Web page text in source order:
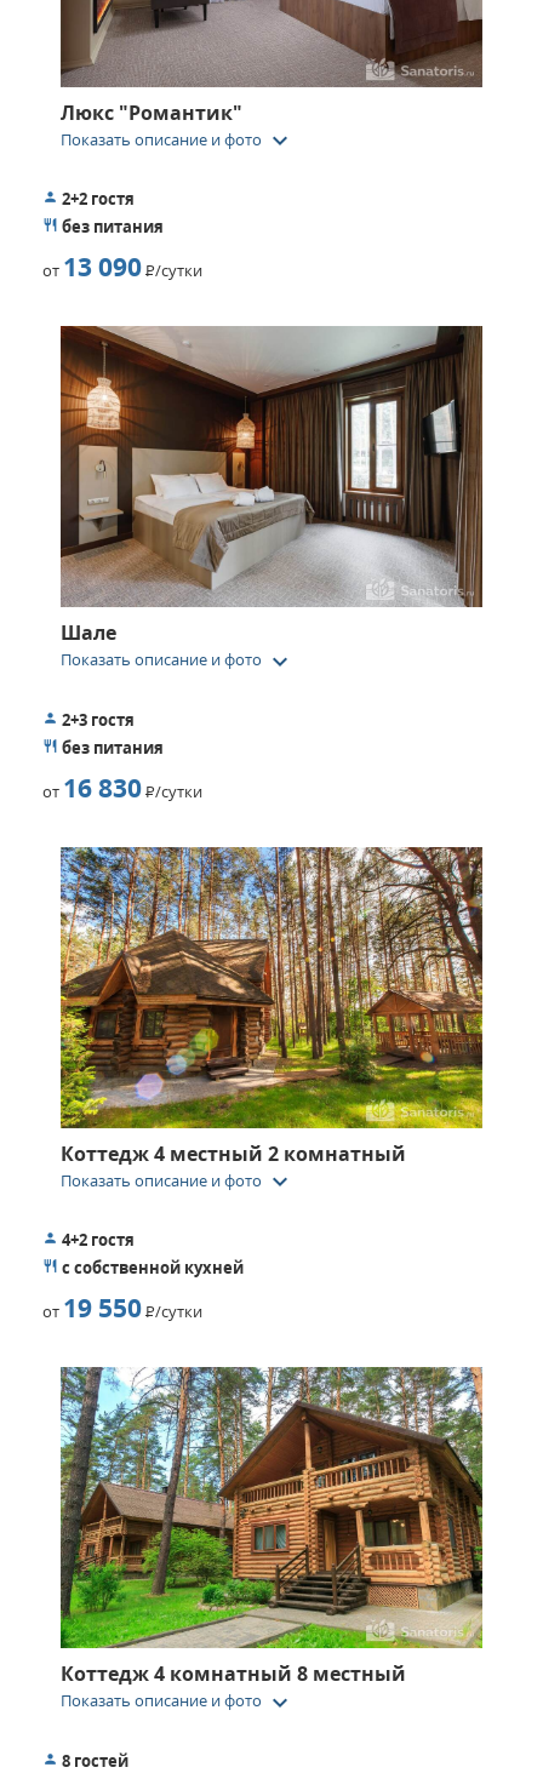
Люкс "Романтик"
Показать описание и фото keyboard_arrow_down
2+2 гостя
без питания
от 13 090Р/сутки
Шале
Показать описание и фото keyboard_arrow_down
2+3 гостя
без питания
от 16 830Р/сутки
Коттедж 4 местный 2 комнатный
Показать описание и фото keyboard_arrow_down
4+2 гостя
с собственной кухней
от 19 550Р/сутки
Коттедж 4 комнатный 8 местный
Показать описание и фото keyboard_arrow_down
8 гостей